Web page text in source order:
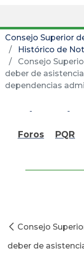
Consejo Superior
Histórico de
Consejo
deber de
dependencias
Foros PQR
Consejo
deber de